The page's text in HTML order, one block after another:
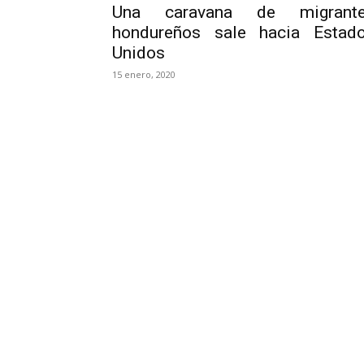
Una caravana de
hondureños sale hacia
Unidos
15 enero, 2020